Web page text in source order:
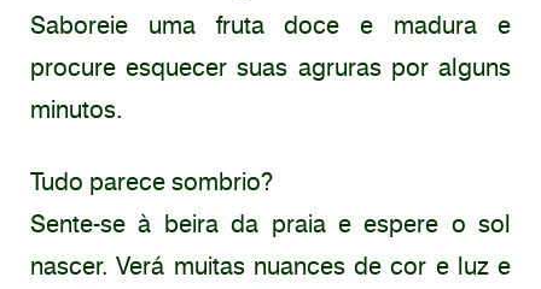
Saboreie uma fruta doce e madura e
procure esquecer suas agruras por alguns
minutos.
Tudo parece sombrio?
Sente-se à beira da praia e espere o sol
nascer. Verá muitas nuances de cor e luz e